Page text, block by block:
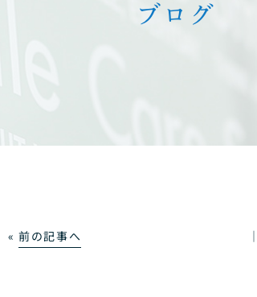
ブログ
«前の記事へ │